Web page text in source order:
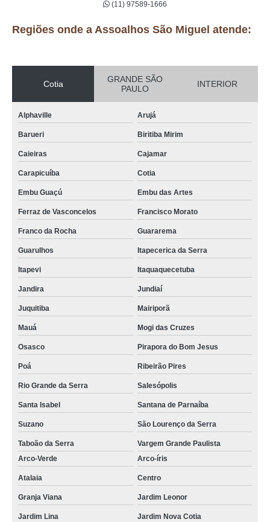
(11) 97589-1666
Regiões onde a Assoalhos São Miguel atende:
Cotia
GRANDE SÃO
PAULO
INTERIOR
Alphaville Arujá
Barueri Biritiba Mirim
Caieiras Cajamar
Carapicuíba Cotia
Embu Guaçú Embu das Artes
Ferraz de Vasconcelos Francisco Morato
Franco da Rocha Guararema
Guarulhos Itapecerica da Serra
Itapevi Itaquaquecetuba
Jandira Jundiaí
Juquitiba Mairiporã
Mauá Mogi das Cruzes
Osasco Pirapora do Bom Jesus
Poá Ribeirão Pires
Rio Grande da Serra Salesópolis
Santa Isabel Santana de Parnaíba
Suzano São Lourenço da Serra
Taboão da Serra
Vargem Grande Paulista
Arco-Verde
Arco-íris
Atalaia Centro
Granja Viana Jardim Leonor
Jardim Lina Jardim Nova Cotia